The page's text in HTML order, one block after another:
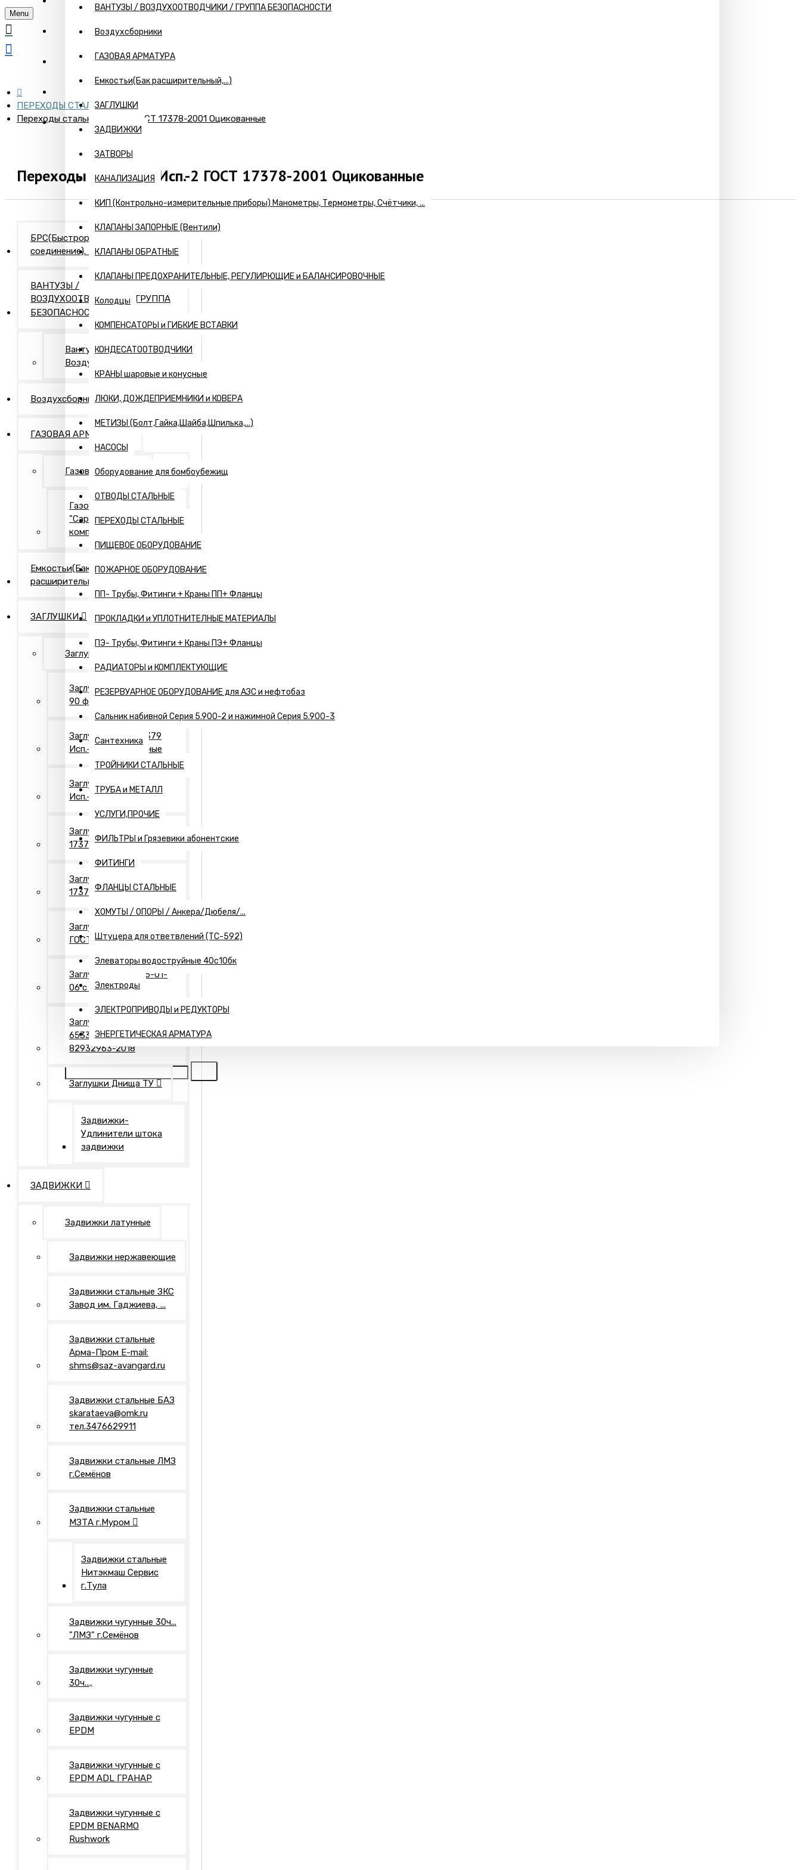
ВАНТУЗЫ / ВОЗДУХООТВОДЧИКИ / ГРУППА БЕЗОПАСНОСТИ
Воздухсборники
ГАЗОВАЯ АРМАТУРА
Емкостьи(Бак расширительный,...)
ЗАГЛУШКИ
ЗАДВИЖКИ
ЗАТВОРЫ
КАНАЛИЗАЦИЯ
КИП (Контрольно-измерительные приборы) Манометры, Термометры, Счётчики, ...
КЛАПАНЫ ЗАПОРНЫЕ (Вентили)
КЛАПАНЫ ОБРАТНЫЕ
КЛАПАНЫ ПРЕДОХРАНИТЕЛЬНЫЕ, РЕГУЛИРЮЩИЕ и БАЛАНСИРОВОЧНЫЕ
Колодцы
КОМПЕНСАТОРЫ и ГИБКИЕ ВСТАВКИ
КОНДЕСАТООТВОДЧИКИ
КРАНЫ шаровые и конусные
ЛЮКИ, ДОЖДЕПРИЕМНИКИ и КОВЕРА
МЕТИЗЫ (Болт,Гайка,Шайба,Шпилька,...)
НАСОСЫ
Оборудование для бомбоубежищ
ОТВОДЫ СТАЛЬНЫЕ
ПЕРЕХОДЫ СТАЛЬНЫЕ
ПИЩЕВОЕ ОБОРУДОВАНИЕ
ПОЖАРНОЕ ОБОРУДОВАНИЕ
ПП- Трубы, Фитинги + Краны ПП+ Фланцы
ПРОКЛАДКИ и УПЛОТНИТЕЛНЫЕ МАТЕРИАЛЫ
ПЭ- Трубы, Фитинги + Краны ПЭ+ Фланцы
РАДИАТОРЫ и КОМПЛЕКТУЮЩИЕ
РЕЗЕРВУАРНОЕ ОБОРУДОВАНИЕ для АЗС и нефтобаз
Сальник набивной Серия 5.900-2 и нажимной Серия 5.900-3
Сантехника
ТРОЙНИКИ СТАЛЬНЫЕ
ТРУБА и МЕТАЛЛ
УСЛУГИ,ПРОЧИЕ
ФИЛЬТРЫ и Грязевики абонентские
ФИТИНГИ
ФЛАНЦЫ СТАЛЬНЫЕ
ХОМУТЫ / ОПОРЫ / Анкера/Дюбеля/...
Штуцера для ответвлений (ТС-592)
Элеваторы водоструйные 40с10бк
Электроды
ЭЛЕКТРОПРИВОДЫ и РЕДУКТОРЫ
ЭНЕРГЕТИЧЕСКАЯ АРМАТУРА
О КОМПАНИИ
ИНФОРМАЦИЯ
КОНТАКТЫ
Menu
ПЕРЕХОДЫ СТАЛЬНЫЕ
Переходы стальные Исп.-2 ГОСТ 17378-2001 Оцикованные
Переходы стальные Исп.-2 ГОСТ 17378-2001 Оцикованные
БРС(Быстроразъемное
соединение). Камлоки
ВАНТУЗЫ /
ВОЗДУХООТВОДЧИКИ / ГРУППА
БЕЗОПАСНОСТИ
Вантузы и
Воздухоотводчики
Воздухсборники
ГАЗОВАЯ АРМАТУРА
Газовая арматура
Газовая арматура
"Саратовская газовая
компания"
Емкостьи(Бак
расширительный,...)
ЗАГЛУШКИ
Заглушки Нержавеющие
Заглушки АТК 24.200.02-
90 фланцевые
Заглушки ГОСТ 17379
Исп.- 1. Оцинкованные
Заглушки ГОСТ 17379
Исп.- 2. Оцинкованные
Заглушки Исп.- 1 ГОСТ
17379
Заглушки Исп.- 2 ГОСТ
17379
Заглушки Исп.- 2"П"
ГОСТ 17379
Заглушки Т-ММ-25-01-
06 с рукояткой
Заглушки Днища ГОСТ
6533-78 / ТУ 1469-006-
82932963-2018
Заглушки Днища ТУ
Задвижки-
Удлинители штока
задвижки
ЗАДВИЖКИ
Задвижки латунные
Задвижки нержавеющие
Задвижки стальные ЗКС
Завод им. Гаджиева, ...
Задвижки стальные
Арма-Пром E-mail:
shms@saz-avangard.ru
Задвижки стальные БАЗ
skarataeva@omk.ru
тел.3476629911
Задвижки стальные ЛМЗ
г.Семёнов
Задвижки стальные
МЗТА г.Муром
Задвижки стальные
Нитэкмаш Сервис
г.Тула
Задвижки чугунные 30ч...
"ЛМЗ" г.Семёнов
Задвижки чугунные
30ч...,
Задвижки чугунные с
EPDM
Задвижки чугунные с
EPDM ADL ГРАНАР
Задвижки чугунные с
EPDM BENARMO
Rushwork